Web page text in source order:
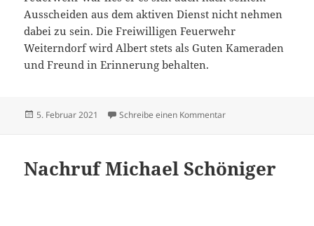
Ausscheiden aus dem aktiven Dienst nicht nehmen
dabei zu sein. Die Freiwilligen Feuerwehr
Weiterndorf wird Albert stets als Guten Kameraden
und Freund in Erinnerung behalten.
Veröffentlicht
5. Februar 2021 Schreibe einen Kommentarzu Nachruf Albert
Nachruf Michael Schöniger